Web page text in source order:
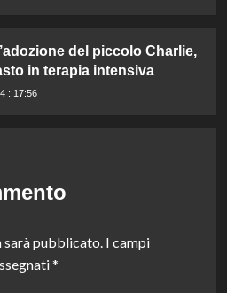
del piccolo Charlie,
in terapia intensiva
: 17:56
sarà pubblicato. I campi
*